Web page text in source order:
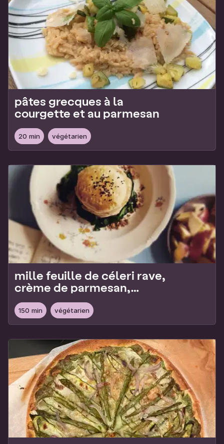
pâtes grecques à la
courgette et au parmesan
20 min végétarien
mille feuille de céleri rave,
crème de parmesan,
épinards et noisettes
150 min végétarien